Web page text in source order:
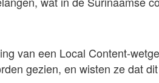
van een Local Content-
gezien, en wisten ze dat